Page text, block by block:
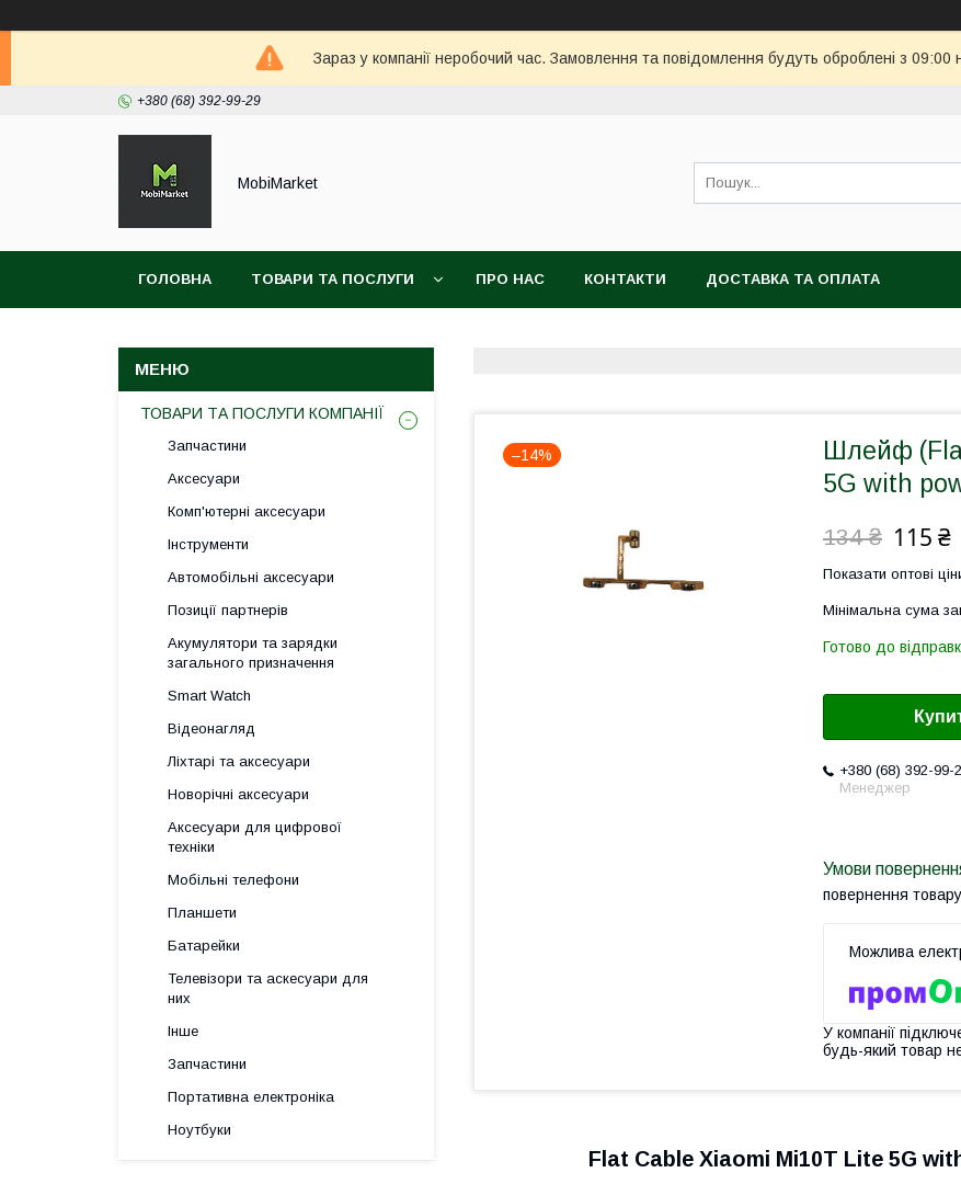
Зараз у компанії неробочий час. Замовлення та повідомлення будуть оброблені з 09:00
+380 (68) 392-99-29
MobiMarket
ГОЛОВНА ТОВАРИ ТА ПОСЛУГИ ПРО НАС КОНТАКТИ ДОСТАВКА ТА ОПЛАТА
–14%
Шлейф
5G with
134 ₴ 115 ₴
Показати оптові
Мінімальна сума
Готово до
+380 (68) 392-99-
Менеджер
повернення
У компанії
будь-який товар
Flat Cable Xiaomi Mi10T Lite 5G
ТОВАРИ ТА ПОСЛУГИ КОМПАНІЇ
Запчастини
Аксесуари
Комп'ютерні аксесуари
Інструменти
Автомобільні аксесуари
Позиції партнерів
Акумулятори та зарядки
загального призначення
Smart Watch
Відеонагляд
Ліхтарі та аксесуари
Новорічні аксесуари
Аксесуари для цифрової
техніки
Мобільні телефони
Планшети
Батарейки
Телевізори та аскесуари для
них
Інше
Запчастини
Портативна електроніка
Ноутбуки